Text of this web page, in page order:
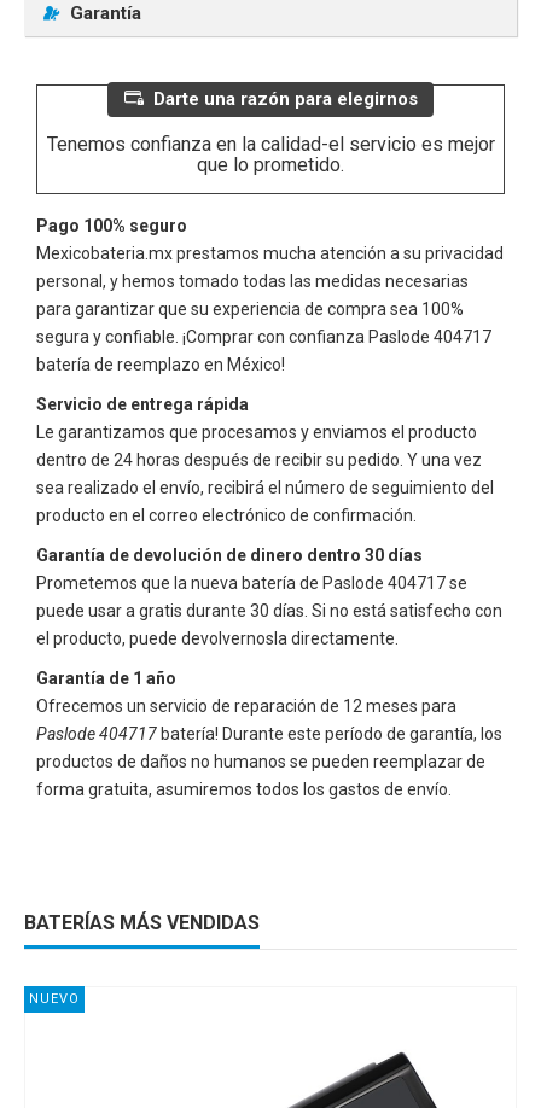
Garantía
Darte una razón para elegirnos
Tenemos confianza en la calidad-el servicio es mejor
que lo prometido.
Pago 100% seguro
Mexicobateria.mx prestamos mucha atención a su privacidad
personal, y hemos tomado todas las medidas necesarias
para garantizar que su experiencia de compra sea 100%
segura y confiable. ¡Comprar con confianza Paslode 404717
batería de reemplazo en México!
Servicio de entrega rápida
Le garantizamos que procesamos y enviamos el producto
dentro de 24 horas después de recibir su pedido. Y una vez
sea realizado el envío, recibirá el número de seguimiento del
producto en el correo electrónico de confirmación.
Garantía de devolución de dinero dentro 30 días
Prometemos que la nueva batería de Paslode 404717se
puede usar a gratis durante 30 días. Si no está satisfecho con
el producto, puede devolvernosla directamente.
Garantía de 1 año
Ofrecemos un servicio de reparación de 12 meses para
Paslode 404717batería! Durante este período de garantía, los
productos de daños no humanos se pueden reemplazar de
forma gratuita, asumiremos todos los gastos de envío.
BATERÍAS MÁS VENDIDAS
NUEVO